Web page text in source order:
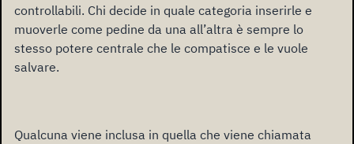
controllabili. Chi decide in quale categoria inserirle e
muoverle come pedine da una all’altra è sempre lo
stesso potere centrale che le compatisce e le vuole
salvare.
Qualcuna viene inclusa in quella che viene chiamata